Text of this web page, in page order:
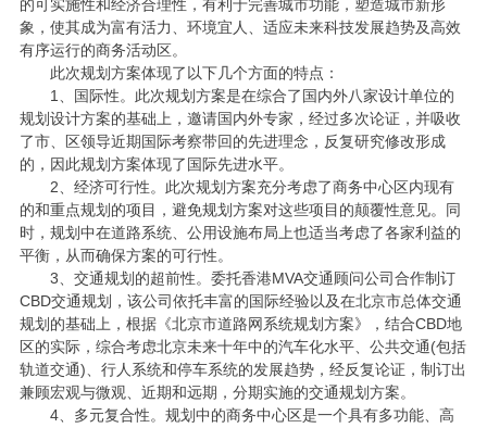
的可实施性和经济合理性，有利于完善城市功能，塑造城市新形
象，使其成为富有活力、环境宜人、适应未来科技发展趋势及高效
有序运行的商务活动区。
此次规划方案体现了以下几个方面的特点：
1、国际性。此次规划方案是在综合了国内外八家设计单位的
规划设计方案的基础上，邀请国内外专家，经过多次论证，并吸收
了市、区领导近期国际考察带回的先进理念，反复研究修改形成
的，因此规划方案体现了国际先进水平。
2、经济可行性。此次规划方案充分考虑了商务中心区内现有
的和重点规划的项目，避免规划方案对这些项目的颠覆性意见。同
时，规划中在道路系统、公用设施布局上也适当考虑了各家利益的
平衡，从而确保方案的可行性。
3、交通规划的超前性。委托香港MVA交通顾问公司合作制订
CBD交通规划，该公司依托丰富的国际经验以及在北京市总体交通
规划的基础上，根据《北京市道路网系统规划方案》，结合CBD地
区的实际，综合考虑北京未来十年中的汽车化水平、公共交通(包括
轨道交通)、行人系统和停车系统的发展趋势，经反复论证，制订出
兼顾宏观与微观、近期和远期，分期实施的交通规划方案。
4、多元复合性。规划中的商务中心区是一个具有多功能、高